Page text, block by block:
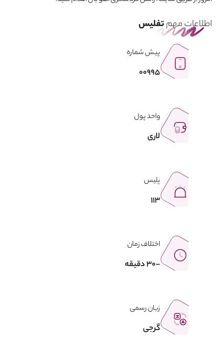
اطلاعات مهمتفلیس
پیش شماره
00995
واحد پول
لاری
پلیس
113
اختلاف زمان
-30 دقیقه
زبان رسمی
گرجی